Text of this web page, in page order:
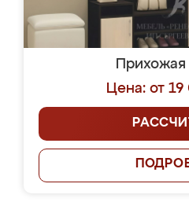
Цена: от